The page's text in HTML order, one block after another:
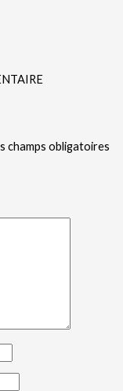
champs obligatoires